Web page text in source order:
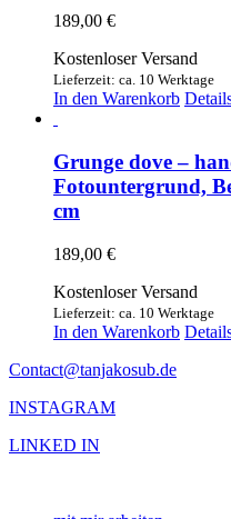
189,00 €
Kostenloser Versand
Lieferzeit: ca. 10 Werktage
In den Warenkorb
Grunge dove –
Fotountergrund,
cm
189,00 €
Kostenloser Versand
Lieferzeit: ca. 10 Werktage
In den Warenkorb
Contact@tanjakosub.de
INSTAGRAM
LINKED IN